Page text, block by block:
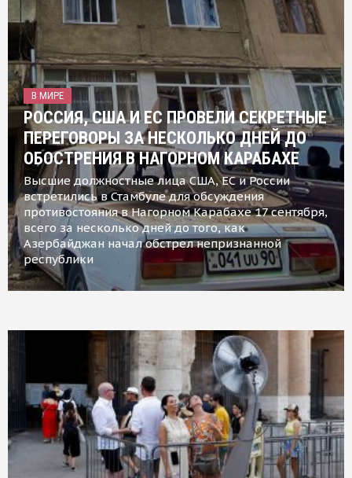
В МИРЕ
РОССИЯ, США И ЕС ПРОВЕЛИ СЕКРЕТНЫЕ
ПЕРЕГОВОРЫ ЗА НЕСКОЛЬКО ДНЕЙ ДО
ОБОСТРЕНИЯ В НАГОРНОМ КАРАБАХЕ
Высшие должностные лица США, ЕС и России
встретились в Стамбуле для обсуждения
противостояния в Нагорном Карабахе 17 сентября,
всего за несколько дней до того, как
Азербайджан начал обстрел непризнанной
республики